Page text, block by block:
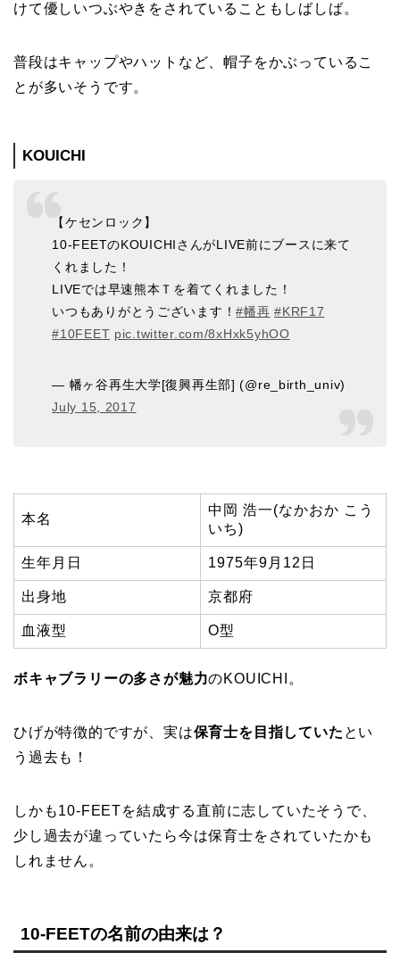
けて優しいつぶやきをされていることもしばしば。
普段はキャップやハットなど、帽子をかぶっているこ
とが多いそうです。
KOUICHI
【ケセンロック】
10-FEETのKOUICHIさんがLIVE前にブースに来て
くれました！
LIVEでは早速熊本Ｔを着てくれました！
いつもありがとうございます！#幡再 #KRF17
#10FEET pic.twitter.com/8xHxk5yhOO
— 幡ヶ谷再生大学[復興再生部] (@re_birth_univ)
July 15, 2017
本名
中岡 浩一(なかおか こう
いち)
生年月日 1975年9月12日
出身地 京都府
血液型 O型
ボキャブラリーの多さが魅力のKOUICHI。
ひげが特徴的ですが、実は保育士を目指していた とい
う過去も！
しかも10-FEETを結成する直前に志していたそうで、
少し過去が違っていたら今は保育士をされていたかも
しれません。
10-FEETの名前の由来は？